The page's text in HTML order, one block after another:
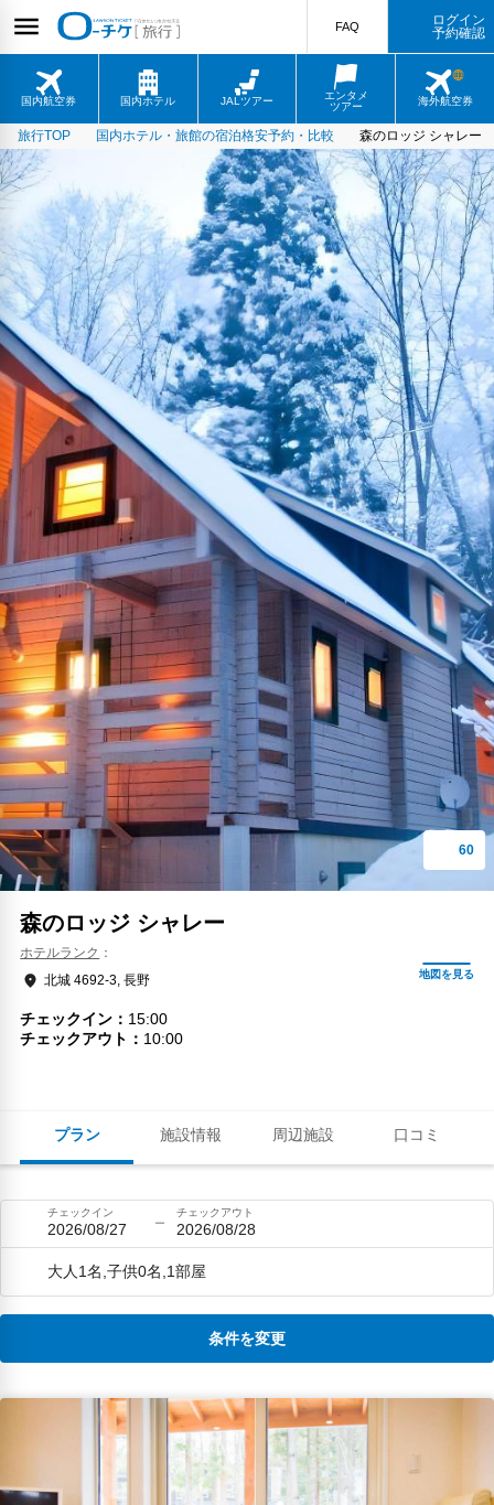
国内航空券 国内ホテル JALツアー
エンタメ
ツアー
海外航空券
FAQ
ログイン
予約確認
旅行TOP 国内ホテル・旅館の宿泊格安予約・比較 森のロッジ シャレー
プラン 施設情報 周辺施設 口コミ
森のロッジ シャレー
ホテルランク
北城 4692-3, 長野
チェックイン
15:00
チェックアウト
10:00
チェックイン
2026/08/27
チェックアウト
2026/08/28
大人1名,子供0名,1部屋
条件を変更